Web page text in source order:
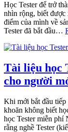
Học Tester để trở
nhìn rộng, biết được
điểm của mình về
Tester đã bắt đầu…
Tài liệu học
cho người
Khi mới bắt đầu tiếp
khoăn không biết
học Tester miễn phí
rằng nghề Tester